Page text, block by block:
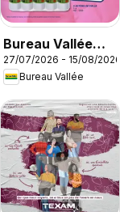
Bureau Vallée
catalogue
27/07/2026 - 15/08/2026
Bureau Vallée